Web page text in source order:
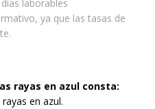
laborables
ya que las tasas de
rayas en azul consta:
en azul.